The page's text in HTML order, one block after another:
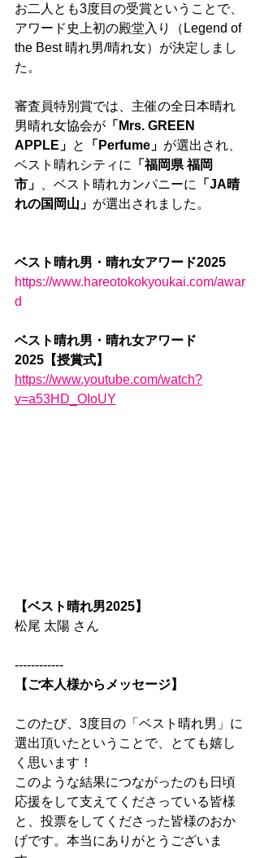
お二人とも3度目の受賞ということで、
アワード史上初の殿堂入り（Legend of
the Best 晴れ男/晴れ女）が決定しまし
た。
審査員特別賞では、主催の全日本晴れ
男晴れ女協会が 「Mrs. GREEN
APPLE」 と 「Perfume」 が選出され、
ベスト晴れシティに
「福岡県 福岡
市」
、ベスト晴れカンパニーに
「JA晴
れの国岡山」 が選出されました。
ベスト晴れ男・晴れ女アワード2025
https://www.hareotokokyoukai.com/awar
d
ベスト晴れ男・晴れ女アワード
2025【授賞式】
https://www.youtube.com/watch?
v=a53HD_OIoUY
【ベスト晴れ男2025】
松尾 太陽 さん
------------
【ご本人様からメッセージ】
このたび、3度目の「ベスト晴れ男」に
選出頂いたということで、とても嬉し
く思います！
このような結果につながったのも日頃
応援をして支えてくださっている皆様
と、投票をしてくださった皆様のおか
げです。本当にありがとうございま